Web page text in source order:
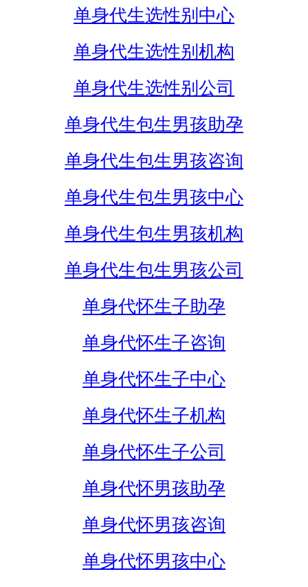
单身代生选性别中心
单身代生选性别机构
单身代生选性别公司
单身代生包生男孩助孕
单身代生包生男孩咨询
单身代生包生男孩中心
单身代生包生男孩机构
单身代生包生男孩公司
单身代怀生子助孕
单身代怀生子咨询
单身代怀生子中心
单身代怀生子机构
单身代怀生子公司
单身代怀男孩助孕
单身代怀男孩咨询
单身代怀男孩中心